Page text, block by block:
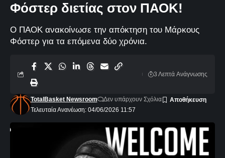
Φόστερ διετίας στον ΠΑΟΚ!
Ο ΠΑΟΚ ανακοίνωσε την απόκτηση του Μάρκους
Φόστερ για τα επόμενα δύο χρόνια.
Τελευταία Ανανέωση: 04/06/2026 11:57
TotalBasket Newsroom Δεν υπάρχουν Σχόλια
3 Λεπτά Aνάγνωσης